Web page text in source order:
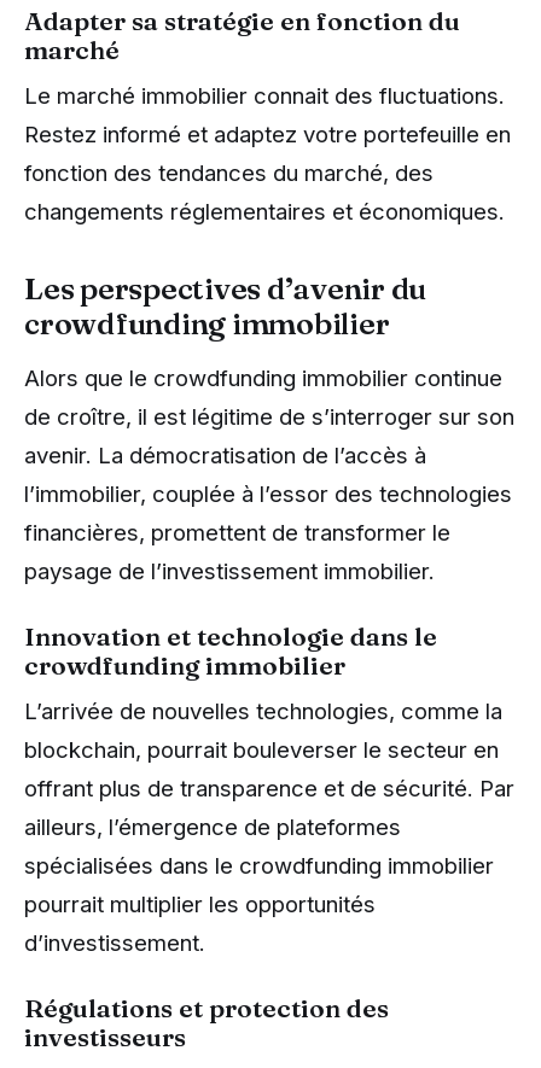
Adapter sa stratégie en fonction du
marché
Le marché immobilier connait des fluctuations.
Restez informé et adaptez votre portefeuille en
fonction des tendances du marché, des
changements réglementaires et économiques.
Les perspectives d’avenir du
crowdfunding immobilier
Alors que le crowdfunding immobilier continue
de croître, il est légitime de s’interroger sur son
avenir. La démocratisation de l’accès à
l’immobilier, couplée à l’essor des technologies
financières, promettent de transformer le
paysage de l’investissement immobilier.
Innovation et technologie dans le
crowdfunding immobilier
L’arrivée de nouvelles technologies, comme la
blockchain, pourrait bouleverser le secteur en
offrant plus de transparence et de sécurité. Par
ailleurs, l’émergence de plateformes
spécialisées dans le crowdfunding immobilier
pourrait multiplier les opportunités
d’investissement.
Régulations et protection des
investisseurs